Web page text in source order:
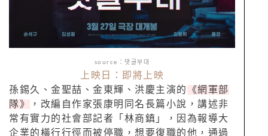
source：댓글부대
上映日：即將上映
孫錫久、金聖喆、金東輝、洪慶主演的
《網軍部
隊》
，改編自作家張康明同名長篇小說，講述非
常有實力的社會部記者「林商鎮」，因為報導大
企業的橫行行徑而被停職，想要復職的他，通過